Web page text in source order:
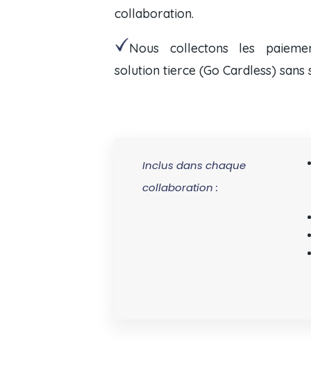
collaboration.
Nous collectons les
solution tierce (Go Cardless) sans
Inclus dans chaque
collaboration :